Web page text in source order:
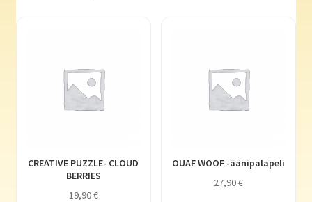
CREATIVE PUZZLE- CLOUD
BERRIES
19,90€
OUAF WOOF -äänipalapeli
27,90€